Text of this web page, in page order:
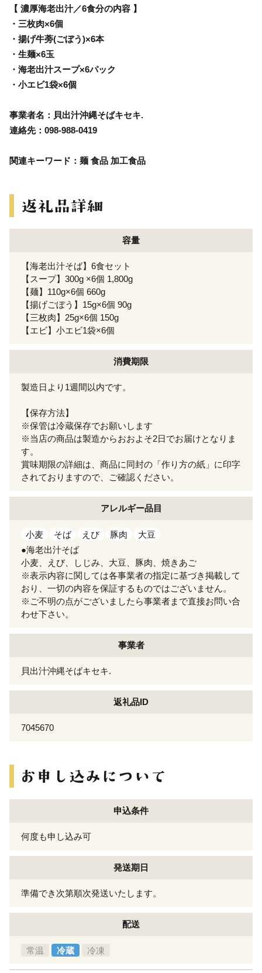
【 濃厚海老出汁／6食分の内容 】
・三枚肉×6個
・揚げ牛蒡(ごぼう)×6本
・生麺×6玉
・海老出汁スープ×6パック
・小エビ1袋×6個
事業者名：貝出汁沖縄そばキセキ.
連絡先：098-988-0419
関連キーワード：麺 食品 加工食品
容量
【海老出汁そば】6食セット
【スープ】300g ×6個 1,800g
【麺】110g×6個 660g
【揚げごぼう】15g×6個 90g
【三枚肉】25g×6個 150g
【エビ】小エビ1袋×6個
消費期限
製造日より1週間以内です。
【保存方法】
※保管は冷蔵保存でお願いします
※当店の商品は製造からおおよそ2日でお届けとなりま
す。
賞味期限の詳細は、商品に同封の「作り方の紙」に印字
されておりますので、ご確認ください。
アレルギー品目
小麦 そば えび 豚肉
大豆
●海老出汁そば
小麦、えび、しじみ、大豆、豚肉、焼きあご
※表示内容に関しては各事業者の指定に基づき掲載して
おり、一切の内容を保証するものではございません。
※ご不明の点がございましたら事業者まで直接お問い合
わせ下さい。
事業者
貝出汁沖縄そばキセキ.
返礼品ID
7045670
申込条件
何度も申し込み可
発送期日
準備でき次第順次発送いたします。
配送
常温 冷蔵 冷凍